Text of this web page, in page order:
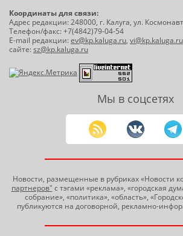
Координаты для связи:
Адрес редакции: 248000, г. Калуга, ул.
Телефон/факс: +7(4842)79-04-54
E-mail редакции:ev@kp.kaluga.ru, vi@kp.kaluga.ru
сайте:sz@kp.kaluga.ru
Мы в соцсетях
Новости, размещенные в рубриках «Новости
партнеров" с тэгами «реклама», «городская
собрание», «политика», «область»,
публикуются на договорной, рекламно-